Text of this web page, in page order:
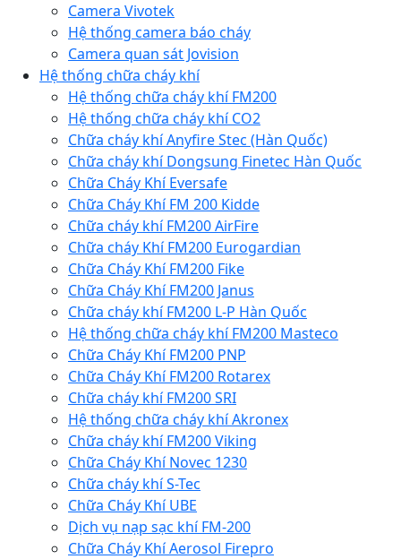
Camera Vivotek
Hệ thống camera báo cháy
Camera quan sát Jovision
Hệ thống chữa cháy khí
Hệ thống chữa cháy khí FM200
Hệ thống chữa cháy khí CO2
Chữa cháy khí Anyfire Stec (Hàn Quốc)
Chữa cháy khí Dongsung Finetec Hàn Quốc
Chữa Cháy Khí Eversafe
Chữa Cháy Khí FM 200 Kidde
Chữa cháy khí FM200 AirFire
Chữa cháy Khí FM200 Eurogardian
Chữa Cháy Khí FM200 Fike
Chữa Cháy Khí FM200 Janus
Chữa cháy khí FM200 L-P Hàn Quốc
Hệ thống chữa cháy khí FM200 Masteco
Chữa Cháy Khí FM200 PNP
Chữa Cháy Khí FM200 Rotarex
Chữa cháy khí FM200 SRI
Hệ thống chữa cháy khí Akronex
Chữa cháy khí FM200 Viking
Chữa Cháy Khí Novec 1230
Chữa cháy khí S-Tec
Chữa Cháy Khí UBE
Dịch vụ nạp sạc khí FM-200
Chữa Cháy Khí Aerosol Firepro